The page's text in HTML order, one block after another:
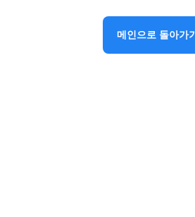
메인으로 돌아가기